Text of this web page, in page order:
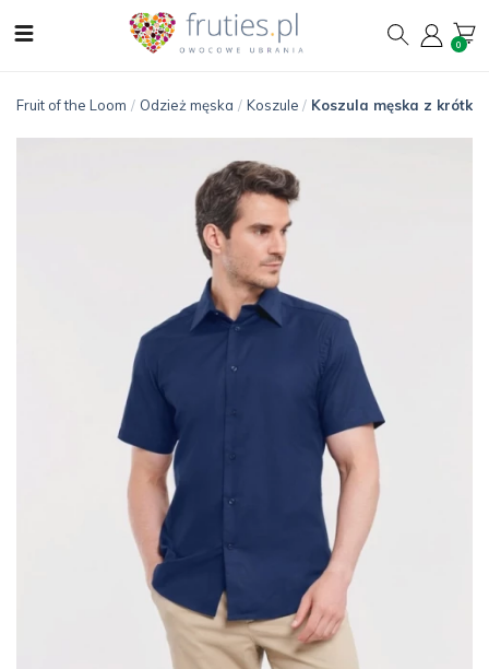
0
Fruit of the Loom / Odzież męska / Koszule / Koszula męska z